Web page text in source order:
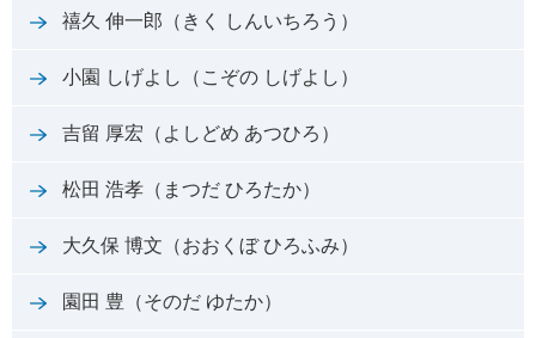
禧久 伸一郎（きく しんいちろう）
小園 しげよし（こぞの しげよし）
吉留 厚宏（よしどめ あつひろ）
松田 浩孝（まつだ ひろたか）
大久保 博文（おおくぼ ひろふみ）
園田 豊（そのだ ゆたか）